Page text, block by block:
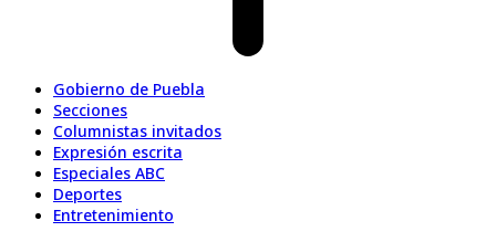
Gobierno de Puebla
Secciones
Columnistas invitados
Expresión escrita
Especiales ABC
Deportes
Entretenimiento